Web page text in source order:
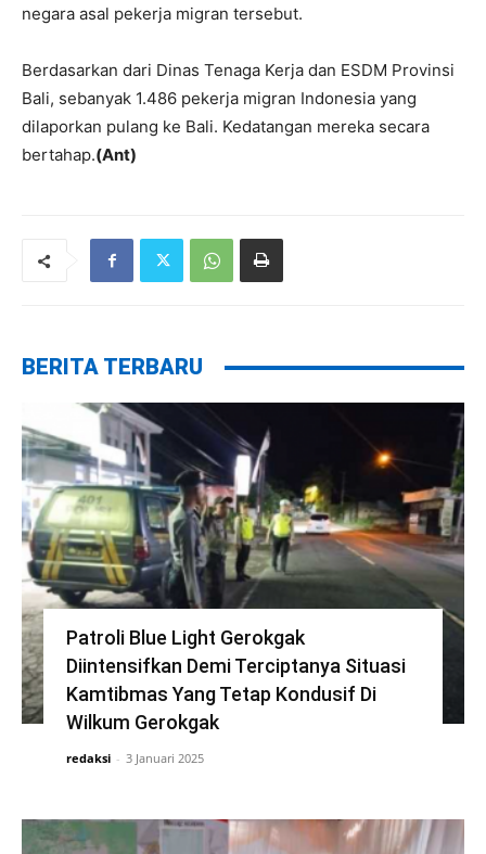
negara asal pekerja migran tersebut.
Berdasarkan dari Dinas Tenaga Kerja dan ESDM Provinsi
Bali, sebanyak 1.486 pekerja migran Indonesia yang
dilaporkan pulang ke Bali. Kedatangan mereka secara
bertahap.(Ant)
BERITA TERBARU
Patroli Blue Light Gerokgak
Diintensifkan Demi Terciptanya Situasi
Kamtibmas Yang Tetap Kondusif Di
Wilkum Gerokgak
redaksi - 3 Januari 2025